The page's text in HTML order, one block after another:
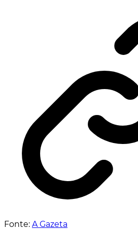
Fonte: A Gazeta